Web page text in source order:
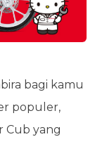
bagi kamu
populer,
Cub yang